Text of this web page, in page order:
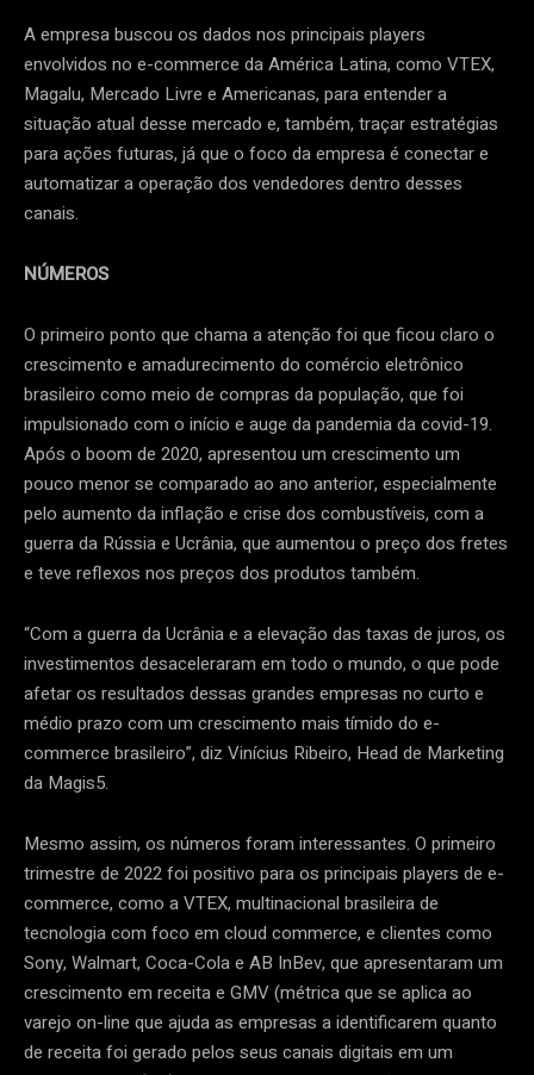
A empresa buscou os dados nos principais players
envolvidos no e-commerce da América Latina, como VTEX,
Magalu, Mercado Livre e Americanas, para entender a
situação atual desse mercado e, também, traçar estratégias
para ações futuras, já que o foco da empresa é conectar e
automatizar a operação dos vendedores dentro desses
canais.
NÚMEROS
O primeiro ponto que chama a atenção foi que ficou claro o
crescimento e amadurecimento do comércio eletrônico
brasileiro como meio de compras da população, que foi
impulsionado com o início e auge da pandemia da covid-19.
Após o boom de 2020, apresentou um crescimento um
pouco menor se comparado ao ano anterior, especialmente
pelo aumento da inflação e crise dos combustíveis, com a
guerra da Rússia e Ucrânia, que aumentou o preço dos fretes
e teve reflexos nos preços dos produtos também.
“Com a guerra da Ucrânia e a elevação das taxas de juros, os
investimentos desaceleraram em todo o mundo, o que pode
afetar os resultados dessas grandes empresas no curto e
médio prazo com um crescimento mais tímido do e-
commerce brasileiro”, diz Vinícius Ribeiro, Head de Marketing
da Magis5.
Mesmo assim, os números foram interessantes. O primeiro
trimestre de 2022 foi positivo para os principais players de e-
commerce, como a VTEX, multinacional brasileira de
tecnologia com foco em cloud commerce, e clientes como
Sony, Walmart, Coca-Cola e AB InBev, que apresentaram um
crescimento em receita e GMV (métrica que se aplica ao
varejo on-line que ajuda as empresas a identificarem quanto
de receita foi gerado pelos seus canais digitais em um